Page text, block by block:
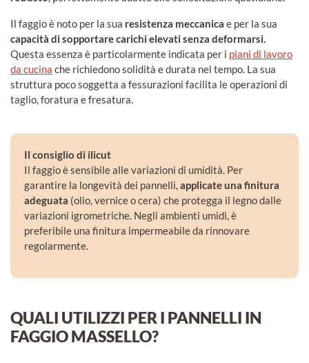
Il faggio è noto per la sua resistenza meccanica e per la sua
capacità di sopportare carichi elevati senza deformarsi.
Questa essenza è particolarmente indicata per i piani di lavoro
da cucina che richiedono solidità e durata nel tempo. La sua
struttura poco soggetta a fessurazioni facilita le operazioni di
taglio, foratura e fresatura.
Il consiglio di ilicut
Il faggio è sensibile alle variazioni di umidità. Per
garantire la longevità dei pannelli,applicate una finitura
adeguata (olio, vernice o cera) che protegga il legno dalle
variazioni igrometriche. Negli ambienti umidi, è
preferibile una finitura impermeabile da rinnovare
regolarmente.
QUALI UTILIZZI PER I PANNELLI IN
FAGGIO MASSELLO?